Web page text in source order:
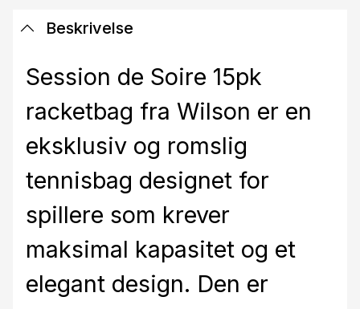
Beskrivelse
Session de Soire 15pk
racketbag fra Wilson er en
eksklusiv og romslig
tennisbag designet for
spillere som krever
maksimal kapasitet og et
elegant design. Den er